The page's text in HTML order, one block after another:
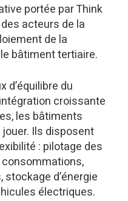
portée par Think
acteurs de la
de la
bâtiment tertiaire.
d’équilibre du
croissante
les bâtiments
Ils disposent
: pilotage des
d’énergie
électriques.